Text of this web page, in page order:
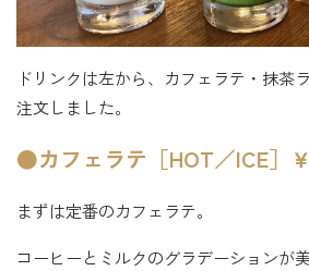
ドリンクは左から、カフェラテ・抹茶
注文しました。
●カフェラテ［HOT／ICE］￥
まずは定番のカフェラテ。
コーヒーとミルクのグラデーションが美